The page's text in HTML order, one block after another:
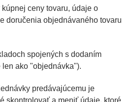
ceny tovaru, údaje o
doručenia objednávaného tovaru
spojených s dodaním
ako "objednávka").
predávajúcemu je
skontrolovať a meniť údaje, ktoré